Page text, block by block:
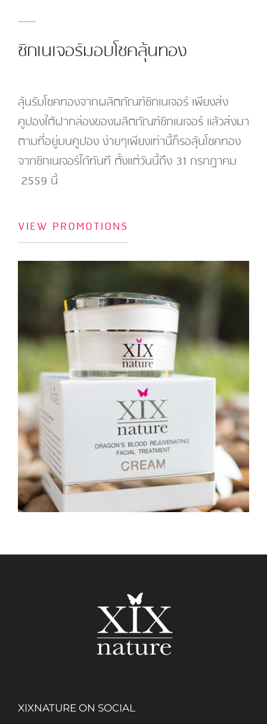
ซิกเนเจอร์มอบโชคลุ้นทอง
ลุ้นรับโชคทองจากผลิตภัณฑ์ซิกเนเจอร์ เพียงส่ง
คูปองใต้ฝากล่องของผลิตภัณฑ์ซิกเนเจอร์ แล้วส่งมา
ตามที่อยู่บนคูปอง ง่ายๆเพียงเท่านี้ก็รอลุ้นโชคทอง
จากซิกเนเจอร์ได้ทันที ตั้งแต่วันนี้ถึง 31 กรกฎาคม
2559 นี้
VIEW PROMOTIONS
XIXNATURE ON SOCIAL